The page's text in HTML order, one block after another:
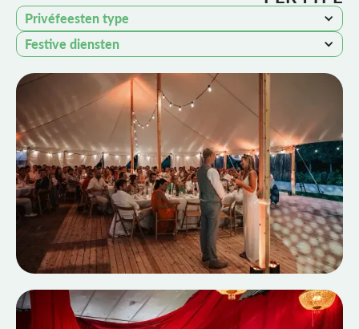
Privéfeesten type
Festive diensten
TROUW 'FLARTJE'
Huwelijksklokken in de zomer
Full event case